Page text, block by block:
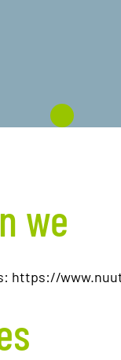
we
https://